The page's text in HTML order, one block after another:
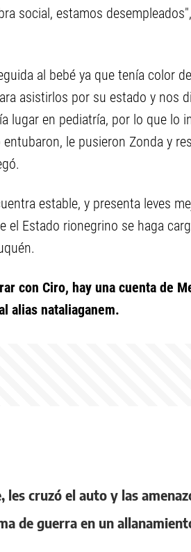
social, estamos
al bebé ya que tenía color
asistirlos por su estado y nos
lugar en pediatría, por lo que lo
le pusieron Zonda y
estable, y presenta leves
el Estado rionegrino se haga
con Ciro, hay una cuenta de
alias nataliaganem.
les cruzó el auto y las
de guerra en un